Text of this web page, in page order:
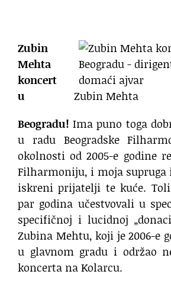
Zubin Mehta
Zubin
Mehta
koncert
u
Beogradu! Ima puno toga
u radu Beogradske
okolnosti od 2005-e godine
Filharmoniju, i moja supruga
iskreni prijatelji te kuće.
par godina učestvovali u
specifičnoj i lucidnoj
Zubina Mehtu, koji je 2006-e
u glavnom gradu i održao
koncerta na Kolarcu.